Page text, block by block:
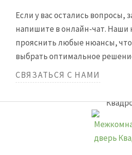
Если у вас остались вопросы,
напишите в онлайн-чат. Наши
прояснить любые нюансы,
выбрать оптимальное
СВЯЗАТЬСЯ С НАМИ